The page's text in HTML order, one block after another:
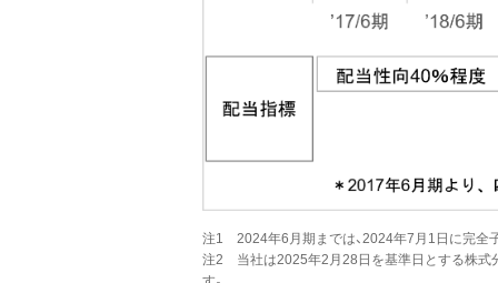
注1 2024年6月期までは、2024年7月1日に完全
注2 当社は2025年2月28日を基準日とする株式分